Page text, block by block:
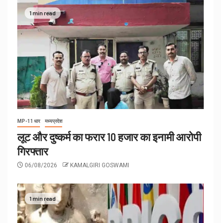
1 min read
MP-11 धार मध्यप्रदेश
लूट और दुष्कर्म का फरार 10 हजार का इनामी आरोपी
गिरफ्तार
06/08/2026 KAMALGIRI GOSWAMI
1 min read